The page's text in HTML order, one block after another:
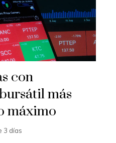
con
más
máximo
3 días